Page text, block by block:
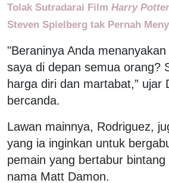
Tolak Sutradarai Film Harry Potter
Steven Spielberg tak Pernah
"Beraninya Anda
saya di depan semua orang?
harga diri dan martabat,” ujar
bercanda.
Lawan mainnya, Rodriguez,
yang ia inginkan untuk
pemain yang bertabur
nama Matt Damon.